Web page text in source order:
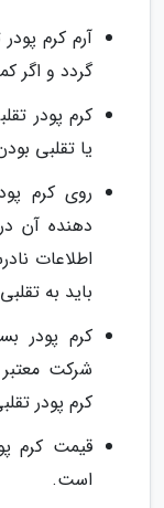
آرم کرم
گردد و اگر
کرم پودر
یا تقلبی
روی کرم
دهنده آن
اطلاعات
باید به
کرم پودر
شرکت
کرم پودر
قیمت کرم
است.